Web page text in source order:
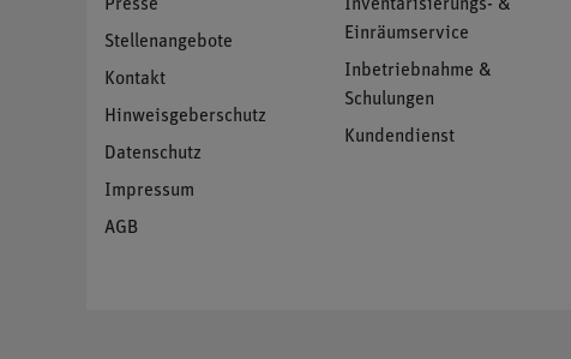
Presse
Stellenangebote
Kontakt
Hinweisgeberschutz
Datenschutz
Impressum
AGB
Inventarisierungs- &
Einräumservice
Inbetriebnahme &
Schulungen
Kundendienst